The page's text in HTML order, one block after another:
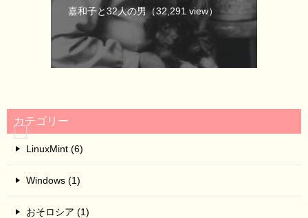
嘉和子と32人の男（32,291 view）
カテゴリー
LinuxMint (6)
Windows (1)
おそロシア (1)